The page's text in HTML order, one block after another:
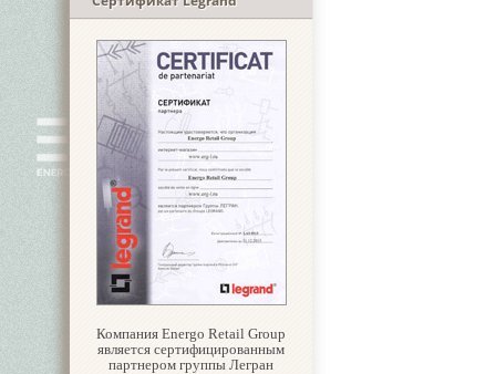
Компания Energo Retail Group
является сертифицированным
партнером группы Легран